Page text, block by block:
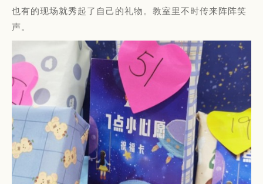
也有的现场就秀起了自己的礼物。教室里不时传来阵阵笑
声。